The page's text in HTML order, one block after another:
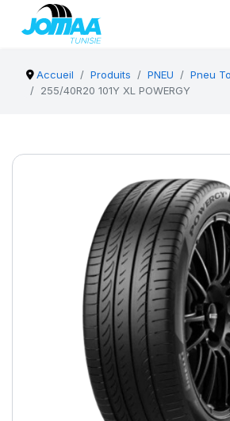
Accueil Produits PNEU
Pneu
255/40R20 101Y XL POWERGY